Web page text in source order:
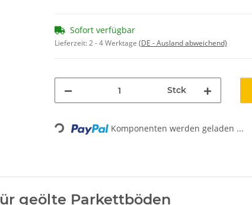
Sofort verfügbar
Lieferzeit:2 - 4 Werktage (DE - Ausland abweichend)
Stck
Loading... Komponenten werden geladen ...
geölte Parkettböden